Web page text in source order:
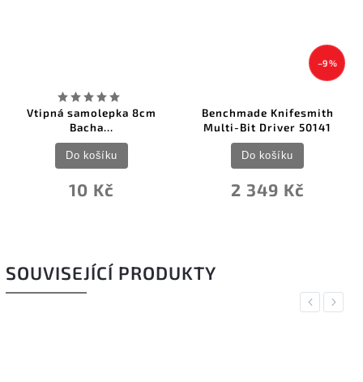
Vtipná samolepka 8cm
Bacha...
10 Kč
Do košíku
–9 %
Benchmade Knifesmith
Multi-Bit Driver 50141
2 349 Kč
Do košíku
SOUVISEJÍCÍ PRODUKTY
Previous
Next